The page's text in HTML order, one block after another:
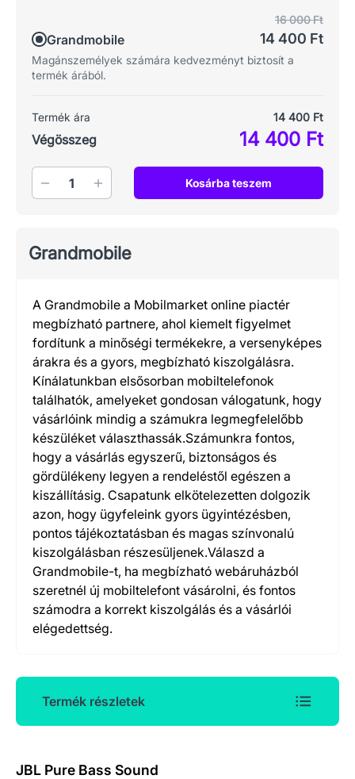
Grandmobile
16 000 Ft
14 400 Ft
Magánszemélyek számára kedvezményt biztosít a
termék árából.
Termék ára 14 400 Ft
Végösszeg 14 400 Ft
Mennyiség Kosárba teszem
Grandmobile
A Grandmobile a Mobilmarket online piactér
megbízható partnere, ahol kiemelt figyelmet
fordítunk a minőségi termékekre, a versenyképes
árakra és a gyors, megbízható kiszolgálásra.
Kínálatunkban elsősorban mobiltelefonok
találhatók, amelyeket gondosan válogatunk, hogy
vásárlóink mindig a számukra legmegfelelőbb
készüléket választhassák.Számunkra fontos,
hogy a vásárlás egyszerű, biztonságos és
gördülékeny legyen a rendeléstől egészen a
kiszállításig. Csapatunk elkötelezetten dolgozik
azon, hogy ügyfeleink gyors ügyintézésben,
pontos tájékoztatásban és magas színvonalú
kiszolgálásban részesüljenek.Válaszd a
Grandmobile-t, ha megbízható webáruházból
szeretnél új mobiltelefont vásárolni, és fontos
számodra a korrekt kiszolgálás és a vásárlói
elégedettség.
Termék részletek
Termék részletek
JBL Pure Bass Sound